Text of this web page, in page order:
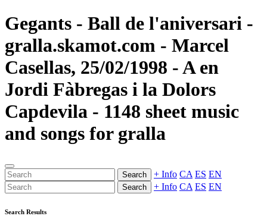
Gegants - Ball de l'aniversari -
gralla.skamot.com - Marcel
Casellas, 25/02/1998 - A en
Jordi Fàbregas i la Dolors
Capdevila - 1148 sheet music
and songs for gralla
Search + Info CA ES EN
Search + Info CA ES EN
Search Results